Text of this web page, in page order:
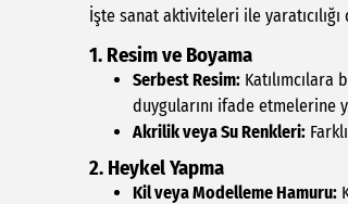
İşte sanat aktiviteleri ile
1. Resim ve Boyama
Serbest Resim:
duygularını ifade etmelerine
Akrilik veya Su Renkleri:
2. Heykel Yapma
Kil veya Modelleme Hamuru: